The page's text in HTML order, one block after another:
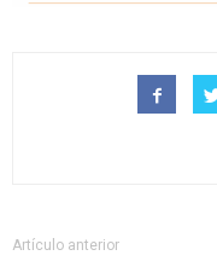
Artículo anterior